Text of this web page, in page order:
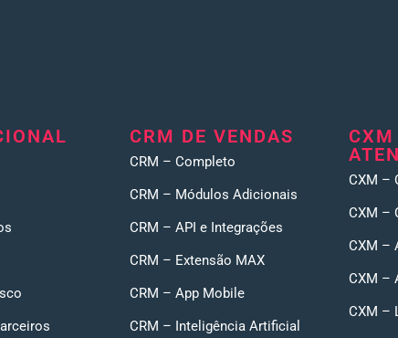
CRM DE VENDAS
CRM – Completo
CRM – Módulos Adicionais
CRM – API e Integrações
CRM – Extensão MAX
CRM – App Mobile
CRM – Inteligência Artificial
CXM
CXM –
CXM –
CXM –
CXM –
CXM –